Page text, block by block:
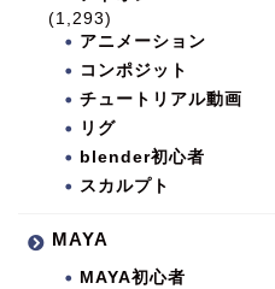
(1,293)
アニメーション
コンポジット
チュートリアル動画
リグ
blender初心者
スカルプト
MAYA
MAYA初心者